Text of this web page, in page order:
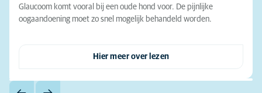
Glaucoom komt vooral bij een oude hond voor. De pijnlijke
oogaandoening moet zo snel mogelijk behandeld worden.
Hier meer over lezen